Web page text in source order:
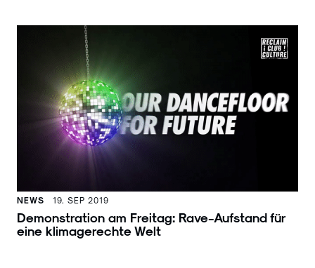
NEWS 19. SEP 2019
Demonstration am Freitag: Rave-Aufstand für
eine klimagerechte Welt